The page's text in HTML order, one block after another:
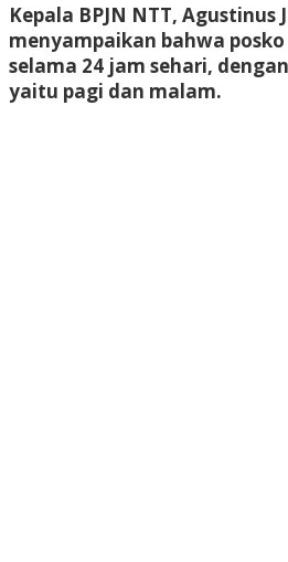
Kepala BPJN NTT, Agustinus
menyampaikan bahwa
selama 24 jam sehari,
yaitu pagi dan malam.